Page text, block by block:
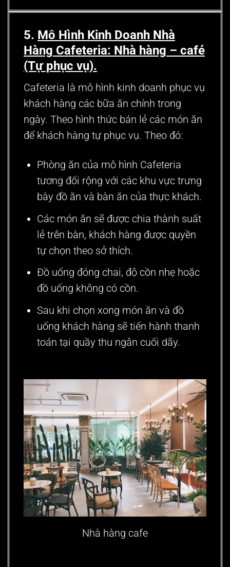
5. Mô Hình Kinh Doanh Nhà
Hàng Cafeteria: Nhà hàng – café
(Tự phục vụ).
Cafeteria là mô hình kinh doanh phục vụ
khách hàng các bữa ăn chính trong
ngày. Theo hình thức bán lẻ các món ăn
để khách hàng tự phục vụ. Theo đó:
Phòng ăn của mô hình Cafeteria
tương đối rộng với các khu vực trưng
bày đồ ăn và bàn ăn của thực khách.
Các món ăn sẽ được chia thành suất
lẻ trên bàn, khách hàng được quyền
tự chọn theo sở thích.
Đồ uống đóng chai, độ cồn nhẹ hoặc
đồ uống không có cồn.
Sau khi chọn xong món ăn và đồ
uống khách hàng sẽ tiến hành thanh
toán tại quầy thu ngân cuối dãy.
Nhà hàng cafe